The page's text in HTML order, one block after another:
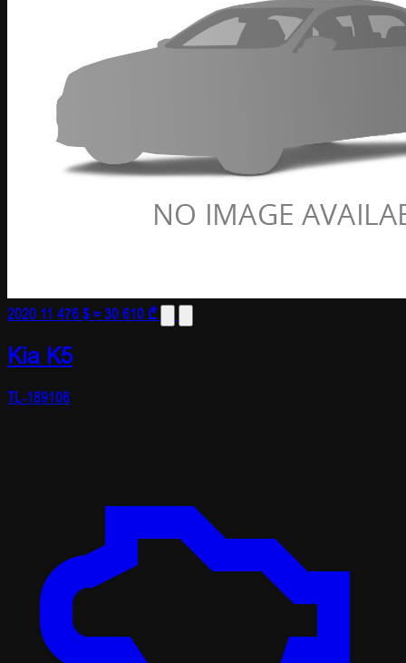
2020 11 476 $≈ 30 610 ₾
Kia K5
TL-189106